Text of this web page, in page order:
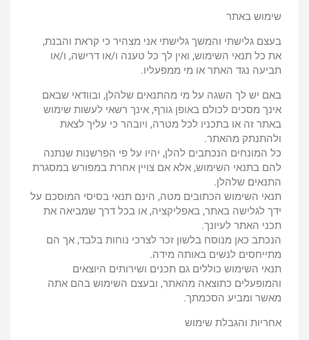
שימוש באתר
בעצם גלישתי והמשך גלישתי אני מצהיר כי קראת והבנת,
את כל תנאי השימוש, ואין לך כל טענה ו/או דרישה, ו/או
תביעה נגד האתר או מי ממפעליו.
באם יש לך השגה על מי מהתנאים שלהלן, ובוודאי שבאם
אינך מסכים לכולם באופן גורף, אינך רשאי לעשות שימוש
באתר זה או בתכניו לכל מטרה, ויובהר כי עליך לצאת
ולהתנתק מהאתר.
כל המונחים הנכתבים להלן, יהיו על פי הפרשנות שנתנה
להם בתנאי השימוש, אלא אם צויין אחרת במפורש במסגרת
התנאים שלהלן.
תנאי השימוש הכתובים מטה, הינם תנאי בסיסי המוסכם על
ידך לגלישה באתר, באפליקציה, או בכל דרך שמביאה את
תכני האתר לעיונך.
הנכתב כאן מנוסח בלשון זכר לצרכי נוחות בלבד, אך הם
מתייחסים לנשים באותה מידה.
תנאי השימוש כוללים גם תכנים ושירותים היוצאים
והמופעלים כתוצאה מהאתר, ובעצם השימוש בהם אתה
מאשר ומביע הסכמתך.
אחריות והגבלת שימוש